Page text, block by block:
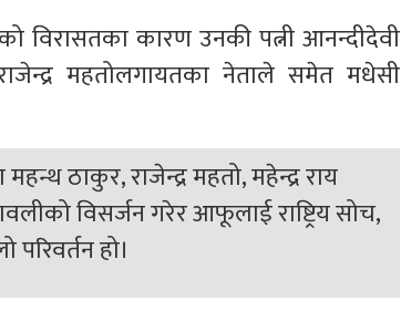
विरासतका कारण उनकी पत्नी आनन्दीदेवी
महतोलगायतका नेताले समेत मधेसी
ठाकुर, राजेन्द्र महतो, महेन्द्र राय
विसर्जन गरेर आफूलाई राष्ट्रिय सोच,
हो।